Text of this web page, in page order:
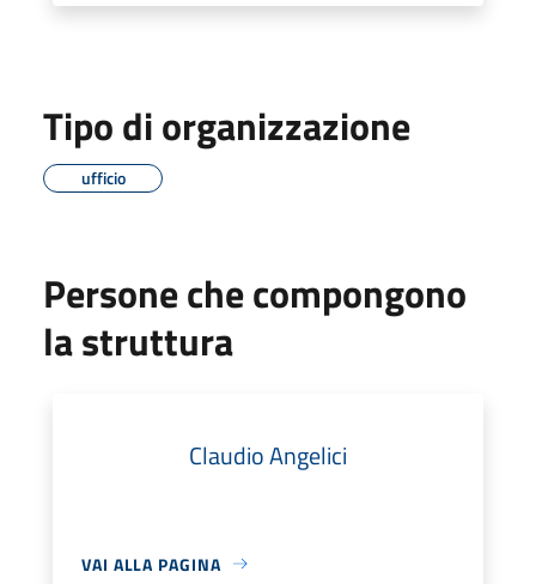
Tipo di organizzazione
ufficio
Persone che compongono
la struttura
Claudio Angelici
VAI ALLA PAGINA